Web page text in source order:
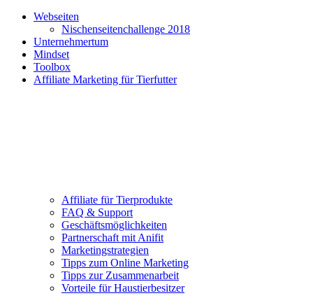
Webseiten
Nischenseitenchallenge 2018
Unternehmertum
Mindset
Toolbox
Affiliate Marketing für Tierfutter
Affiliate für Tierprodukte
FAQ & Support
Geschäftsmöglichkeiten
Partnerschaft mit Anifit
Marketingstrategien
Tipps zum Online Marketing
Tipps zur Zusammenarbeit
Vorteile für Haustierbesitzer